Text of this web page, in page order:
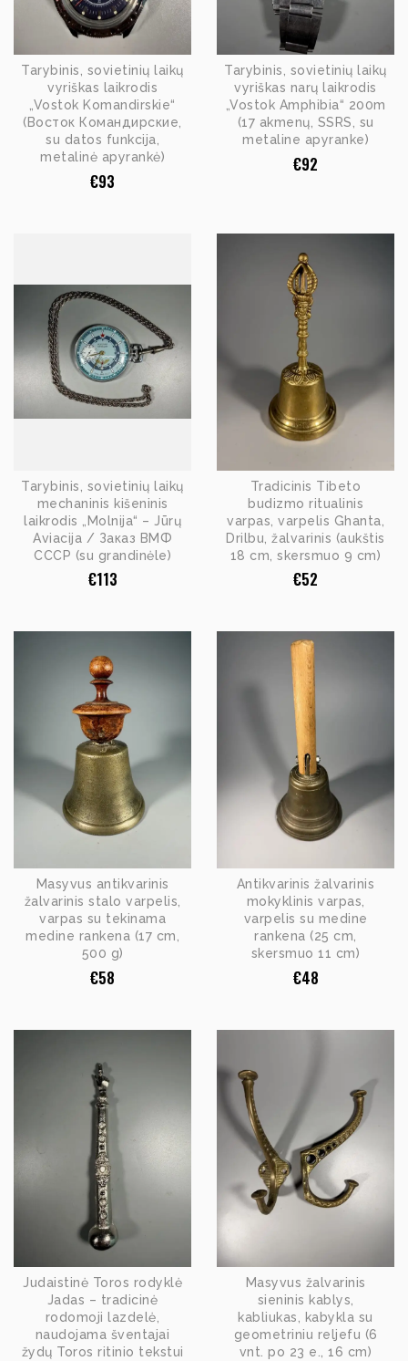
Tarybinis, sovietinių laikų
vyriškas laikrodis
„Vostok Komandirskie“
(Восток Командирские,
su datos funkcija,
metalinė apyrankė)
€93
Tarybinis, sovietinių laikų
vyriškas narų laikrodis
„Vostok Amphibia“ 200m
(17 akmenų, SSRS, su
metaline apyranke)
€92
Tarybinis, sovietinių laikų
mechaninis kišeninis
laikrodis „Molnija“ – Jūrų
Aviacija / Заказ ВМФ
СССР (su grandinėle)
€113
Tradicinis Tibeto
budizmo ritualinis
varpas, varpelis Ghanta,
Drilbu, žalvarinis (aukštis
18 cm, skersmuo 9 cm)
€52
Masyvus antikvarinis
žalvarinis stalo varpelis,
varpas su tekinama
medine rankena (17 cm,
500 g)
€58
Antikvarinis žalvarinis
mokyklinis varpas,
varpelis su medine
rankena (25 cm,
skersmuo 11 cm)
€48
Judaistinė Toros rodyklė
Jadas – tradicinė
rodomoji lazdelė,
naudojama šventajai
žydų Toros ritinio tekstui
Masyvus žalvarinis
sieninis kablys,
kabliukas, kabykla su
geometriniu reljefu (6
vnt. po 23 e., 16 cm)